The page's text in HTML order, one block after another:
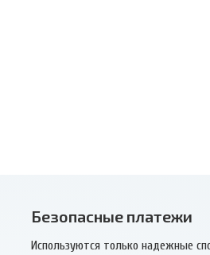
Безопасные платежи
Используются только надежные